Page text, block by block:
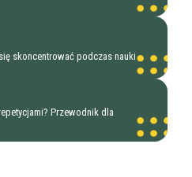
skoncentrować podczas nauki
Przewodnik dla